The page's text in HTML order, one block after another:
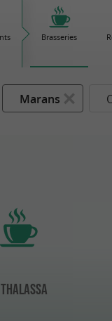
Brasseries
Marans
Thalassa